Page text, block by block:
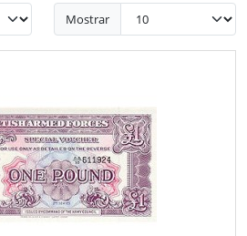
Mostrar